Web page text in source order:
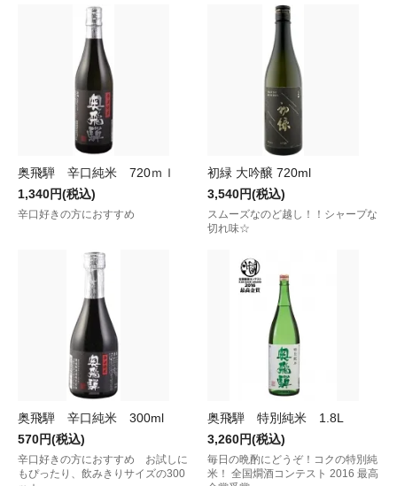
奥飛騨 辛口純米 720ｍｌ
1,340円(税込)
辛口好きの方におすすめ
初緑 大吟醸 720ml
3,540円(税込)
スムーズなのど越し！！シャープな
切れ味☆
奥飛騨 辛口純米 300ml
570円(税込)
辛口好きの方におすすめ お試しに
もぴったり、飲みきりサイズの300
奥飛騨 特別純米 1.8L
3,260円(税込)
毎日の晩酌にどうぞ！コクの特別純
米！ 全国燗酒コンテスト 2016 最高